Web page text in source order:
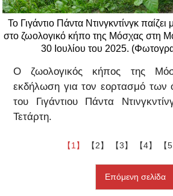
Το Γιγάντιο Πάντα Ντινγκντίνγκ
στο ζωολογικό κήπο της Μόσχας στη
30 Ιουλίου του 2025.
Ο ζωολογικός κήπος της
εκδήλωση για τον εορτασμό των
του Γιγάντιου Πάντα
Τετάρτη.
【1】 【2】 【3】 【4】 【
Επόμενη σελίδα